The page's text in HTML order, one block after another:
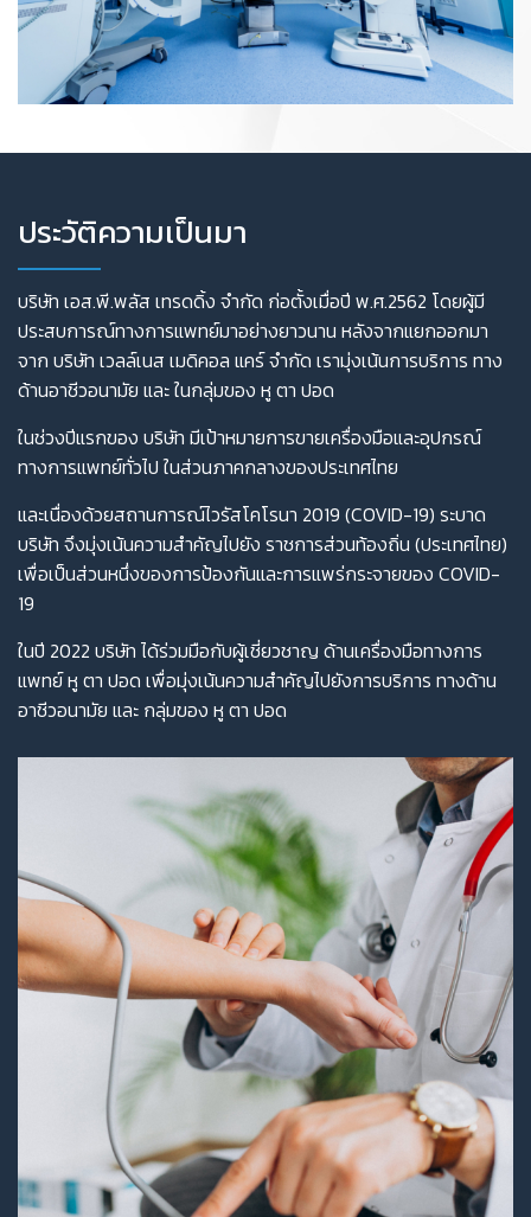
ประวัติความเป็นมา
บริษัท เอส.พี.พลัส เทรดดิ้ง จำกัด ก่อตั้งเมื่อปี พ.ศ.2562 โดยผู้มี
ประสบการณ์ทางการแพทย์มาอย่างยาวนาน หลังจากแยกออกมา
จาก บริษัท เวลล์เนส เมดิคอล แคร์ จำกัด เรามุ่งเน้นการบริการ ทาง
ด้านอาชีวอนามัย และ ในกลุ่มของ หู ตา ปอด
ในช่วงปีแรกของ บริษัท มีเป้าหมายการขายเครื่องมือและอุปกรณ์
ทางการแพทย์ทั่วไป ในส่วนภาคกลางของประเทศไทย
และเนื่องด้วยสถานการณ์ไวรัสโคโรนา 2019 (COVID-19) ระบาด
บริษัท จึงมุ่งเน้นความสำคัญไปยัง ราชการส่วนท้องถิ่น (ประเทศไทย)
เพื่อเป็นส่วนหนึ่งของการป้องกันและการแพร่กระจายของ COVID-
19
ในปี 2022 บริษัท ได้ร่วมมือกับผู้เชี่ยวชาญ ด้านเครื่องมือทางการ
แพทย์ หู ตา ปอด เพื่อมุ่งเน้นความสำคัญไปยังการบริการ ทางด้าน
อาชีวอนามัย และ กลุ่มของ หู ตา ปอด